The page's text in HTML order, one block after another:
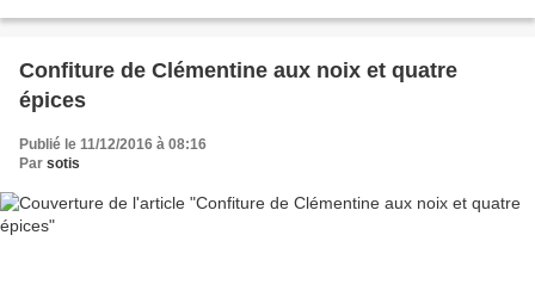
Confiture de Clémentine aux noix et quatre
épices
Publié le 11/12/2016 à 08:16
Par sotis